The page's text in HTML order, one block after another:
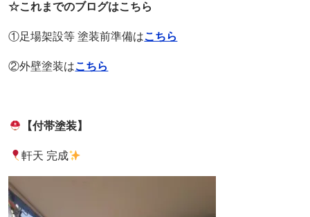
☆これまでのブログはこちら
①足場架設等 塗装前準備はこちら
②外壁塗装はこちら
【付帯塗装】
軒天 完成